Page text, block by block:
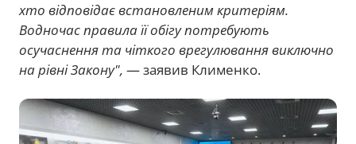
хто відповідає встановленим критеріям.
Водночас правила її обігу потребують
осучаснення та чіткого врегулювання виключно
на рівні Закону", — заявив Клименко.